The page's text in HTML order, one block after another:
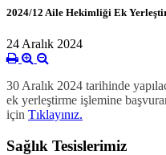
2024/12 Aile Hekimliği Ek
24 Aralık 2024
30 Aralık 2024 tarihinde
ek yerleştirme işlemine
için Tıklayınız.
Sağlık Tesislerimiz